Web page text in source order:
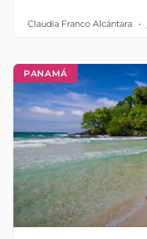
Claudia Franco Alcántara
PANAMÁ